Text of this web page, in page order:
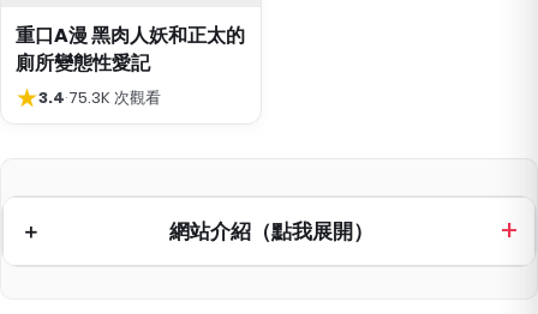
重口A漫 黑肉人妖和正太的
廁所變態性愛記
★3.4·75.3K 次觀看
網站介紹（點我展開）